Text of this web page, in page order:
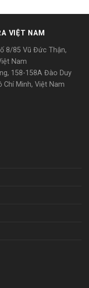
VIỆT NAM
8/85 Vũ Đức Thận,
Nam
158-158A Đào Duy
Minh, Việt Nam